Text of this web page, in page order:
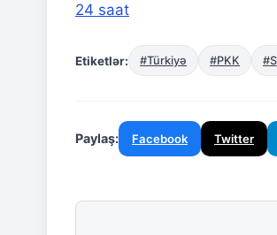
24 saat
Etiketlər: #Türkiyə #PKK
Paylaş: Facebook Twitter